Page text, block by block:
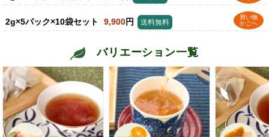
2g×5パック×10袋セット 9,900円
買い物
かごへ
送料無料
バリエーション一覧